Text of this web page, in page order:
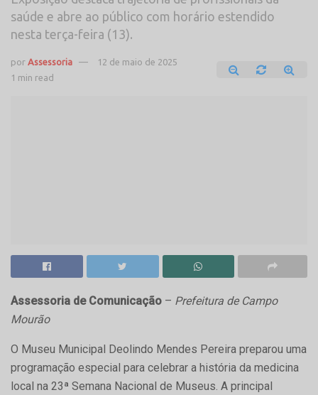
saúde e abre ao público com horário estendido
nesta terça-feira (13).
por Assessoria
12 de maio de 2025
1 min read
Assessoria de Comunicação – Prefeitura de Campo
Mourão
O Museu Municipal Deolindo Mendes Pereira preparou uma
programação especial para celebrar a história da medicina
local na 23ª Semana Nacional de Museus. A principal